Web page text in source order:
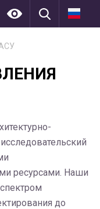
ресурсами. Наши
до